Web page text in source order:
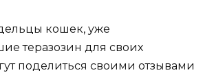
кошек, уже
теразозин для своих
поделиться своими отзывами